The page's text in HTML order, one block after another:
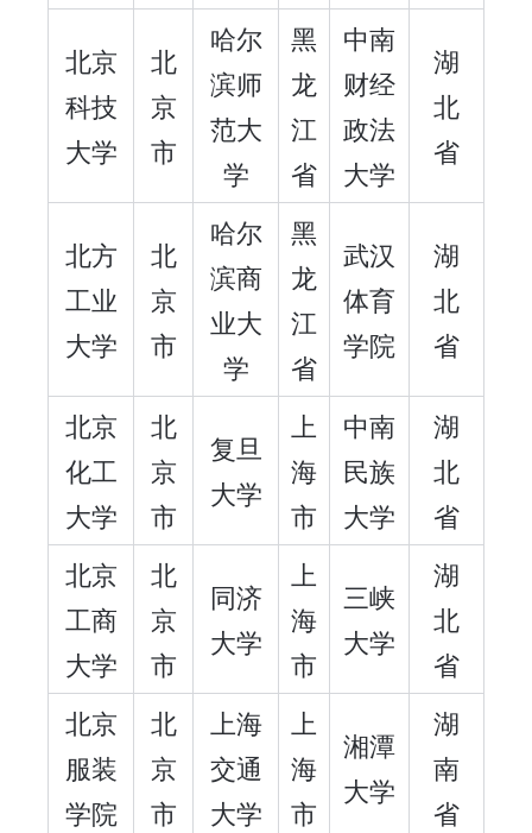
北京
科技
大学
北
京
市
哈尔
滨师
范大
学
黑
龙
江
省
中南
财经
政法
大学
湖
北
省
北方
工业
大学
北
京
市
哈尔
滨商
业大
学
黑
龙
江
省
武汉
体育
学院
湖
北
省
北京
化工
大学
北
京
市
复旦
大学
上
海
市
中南
民族
大学
湖
北
省
北京
工商
大学
北
京
市
同济
大学
上
海
市
三峡
大学
湖
北
省
北京
服装
学院
北
京
市
上海
交通
大学
上
海
市
湘潭
大学
湖
南
省